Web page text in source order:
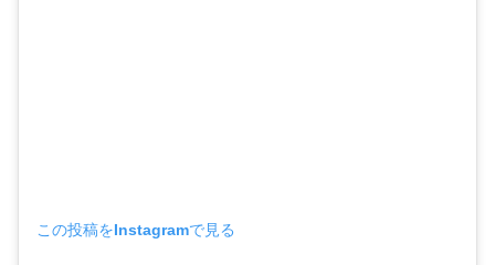
この投稿をInstagramで見る